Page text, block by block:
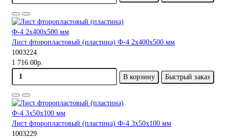
Лист фторопластовый (пластина) Ф-4 2х400х500 мм
1003224
1 716.00р.
В корзину
Быстрый заказ
Лист фторопластовый (пластина) Ф-4 3х50х100 мм
1003229